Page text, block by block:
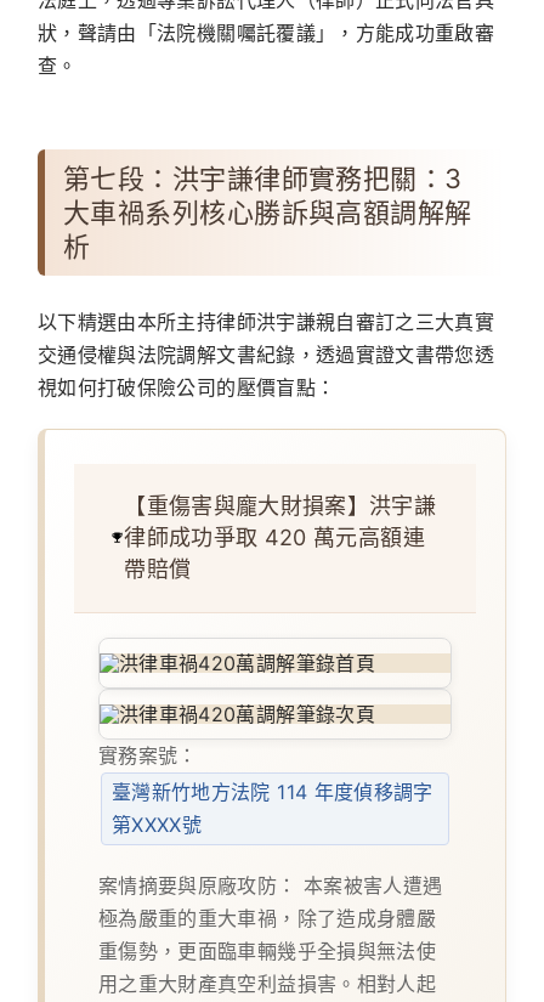
狀，聲請由「法院機關囑託覆議」，方能成功重啟審
查。
第七段：洪宇謙律師實務把關：3
大車禍系列核心勝訴與高額調解解
析
以下精選由本所主持律師洪宇謙親自審訂之三大真實
交通侵權與法院調解文書紀錄，透過實證文書帶您透
視如何打破保險公司的壓價盲點：
【重傷害與龐大財損案】洪宇謙
律師成功爭取 420 萬元高額連
帶賠償
實務案號：
臺灣新竹地方法院 114 年度偵移調字
第XXXX號
案情摘要與原廠攻防：
本案被害人遭遇
極為嚴重的重大車禍，除了造成身體嚴
重傷勢，更面臨車輛幾乎全損與無法使
用之重大財產真空利益損害。相對人起